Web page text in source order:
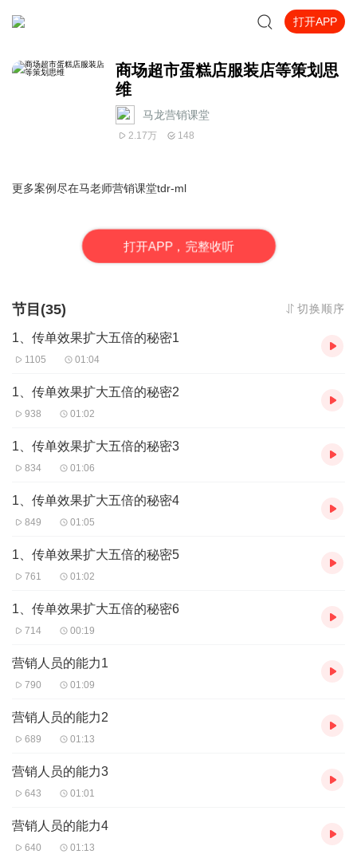
打开APP
商场超市蛋糕店服装店等策划思
维
马龙营销课堂
2.17万 148
更多案例尽在马老师营销课堂tdr-ml
打开APP，完整收听
节目(35) 切换顺序
1、传单效果扩大五倍的秘密1
1105 01:04
1、传单效果扩大五倍的秘密2
938 01:02
1、传单效果扩大五倍的秘密3
834 01:06
1、传单效果扩大五倍的秘密4
849 01:05
1、传单效果扩大五倍的秘密5
761 01:02
1、传单效果扩大五倍的秘密6
714 00:19
营销人员的能力1
790 01:09
营销人员的能力2
689 01:13
营销人员的能力3
643 01:01
营销人员的能力4
640 01:13